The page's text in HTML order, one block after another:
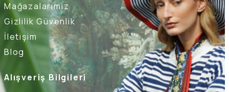
Mağazalarımız
Gizlilik Güvenlik
İletişim
Blog
Alışveriş Bilgileri